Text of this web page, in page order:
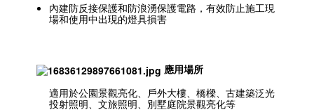
內建防反接保護和防浪湧保護電路，有效防⽌施⼯現
場和使⽤中出現的燈具損害
應用場所
適用於公園景觀亮化、戶外大樓、橋樑、古建築泛光
投射照明、文旅照明、別墅庭院景觀亮化等